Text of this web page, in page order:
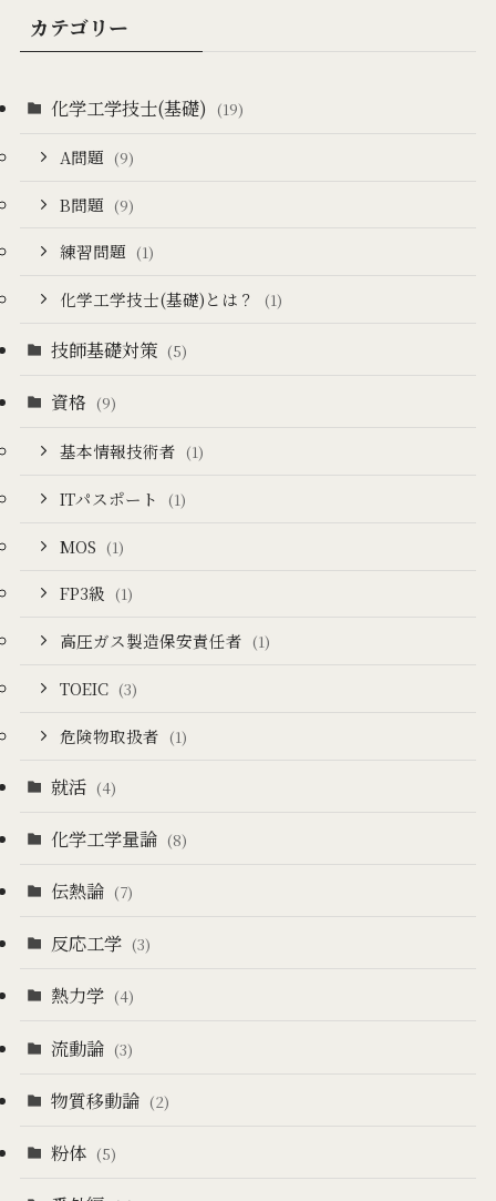
カテゴリー
化学工学技士(基礎) (19)
A問題 (9)
B問題 (9)
練習問題 (1)
化学工学技士(基礎)とは？ (1)
技師基礎対策 (5)
資格 (9)
基本情報技術者 (1)
ITパスポート (1)
MOS (1)
FP3級 (1)
高圧ガス製造保安責任者 (1)
TOEIC (3)
危険物取扱者 (1)
就活 (4)
化学工学量論 (8)
伝熱論 (7)
反応工学 (3)
熱力学 (4)
流動論 (3)
物質移動論 (2)
粉体 (5)